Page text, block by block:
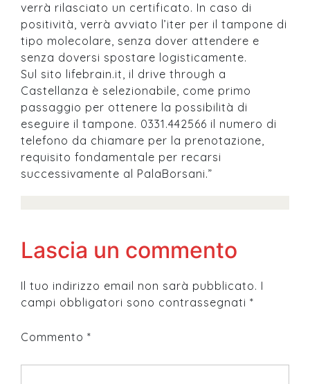
verrà rilasciato un certificato. In caso di
positività, verrà avviato l’iter per il tampone di
tipo molecolare, senza dover attendere e
senza doversi spostare logisticamente.
Sul sito lifebrain.it, il drive through a
Castellanza è selezionabile, come primo
passaggio per ottenere la possibilità di
eseguire il tampone. 0331.442566 il numero di
telefono da chiamare per la prenotazione,
requisito fondamentale per recarsi
successivamente al PalaBorsani.”
Lascia un commento
Il tuo indirizzo email non sarà pubblicato. I
campi obbligatori sono contrassegnati *
Commento *